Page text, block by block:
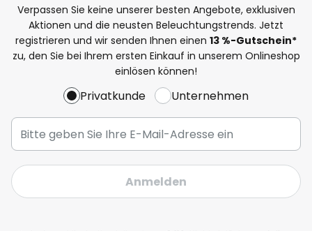
Verpassen Sie keine unserer besten Angebote, exklusiven
Aktionen und die neusten Beleuchtungstrends. Jetzt
registrieren und wir senden Ihnen einen 13 %-Gutschein*
zu, den Sie bei Ihrem ersten Einkauf in unserem Onlineshop
einlösen können!
Privatkunde Unternehmen
Anmelden